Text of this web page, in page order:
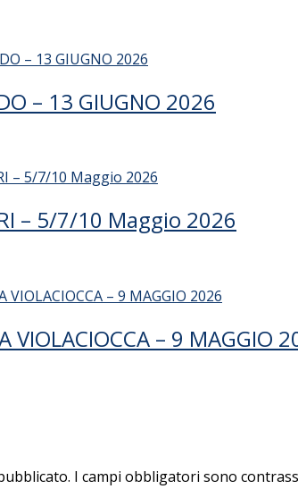
– 13 GIUGNO 2026
– 5/7/10 Maggio 2026
VIOLACIOCCA – 9 MAGGIO
I campi obbligatori sono